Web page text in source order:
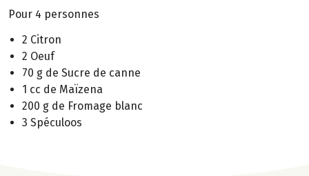
Pour 4 personnes
2 Citron
2 Oeuf
70 g de Sucre de canne
1 cc de Maïzena
200 g de Fromage blanc
3 Spéculoos